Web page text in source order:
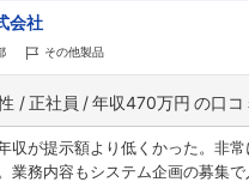
会社
その他製品
正社員 年収470万円
収が提示額より低くかった。非
業務内容もシステム企画の募集で